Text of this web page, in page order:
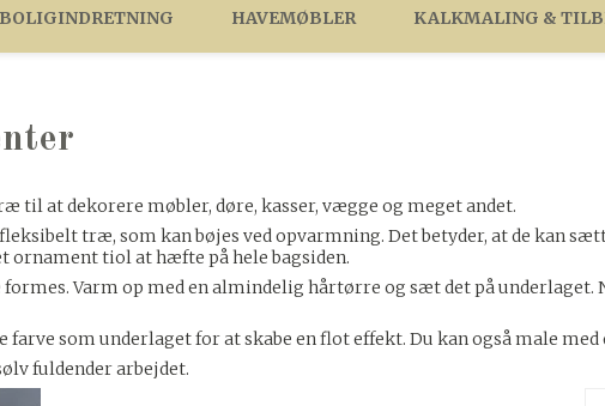
BOLIGINDRETNING HAVEMØBLER KALKMALING &
at dekorere møbler, døre, kasser, vægge og meget andet.
træ, som kan bøjes ved opvarmning. Det betyder, at de kan
ornament tiol at hæfte på hele bagsiden.
Varm op med en almindelig hårtørre og sæt det på
som underlaget for at skabe en flot effekt. Du kan også male med
fuldender arbejdet.